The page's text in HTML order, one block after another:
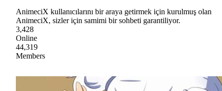
AnimeciX kullanıcılarını bir araya getirmek için kurulmuş olan
AnimeciX, sizler için samimi bir sohbeti garantiliyor.
3,428
Online
44,319
Members